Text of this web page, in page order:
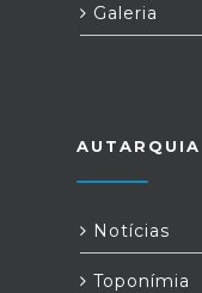
Galeria
AUTARQUIA
Notícias
Toponímia